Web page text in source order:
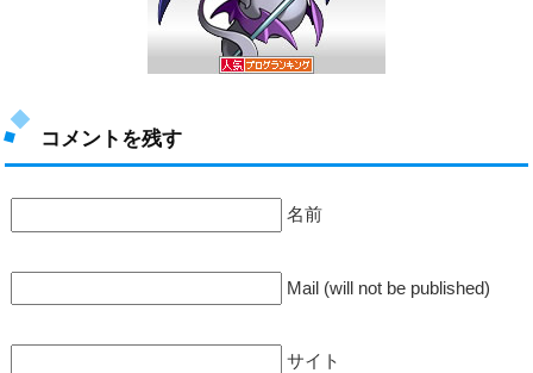
コメントを残す
名前
Mail (will not be published)
サイト